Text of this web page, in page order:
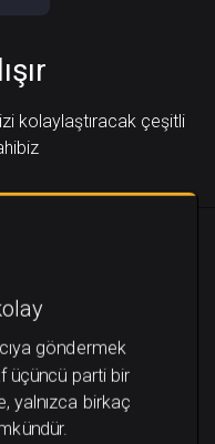
kolaylaştıracak çeşitli
göndermek
üçüncü parti bir
yalnızca birkaç